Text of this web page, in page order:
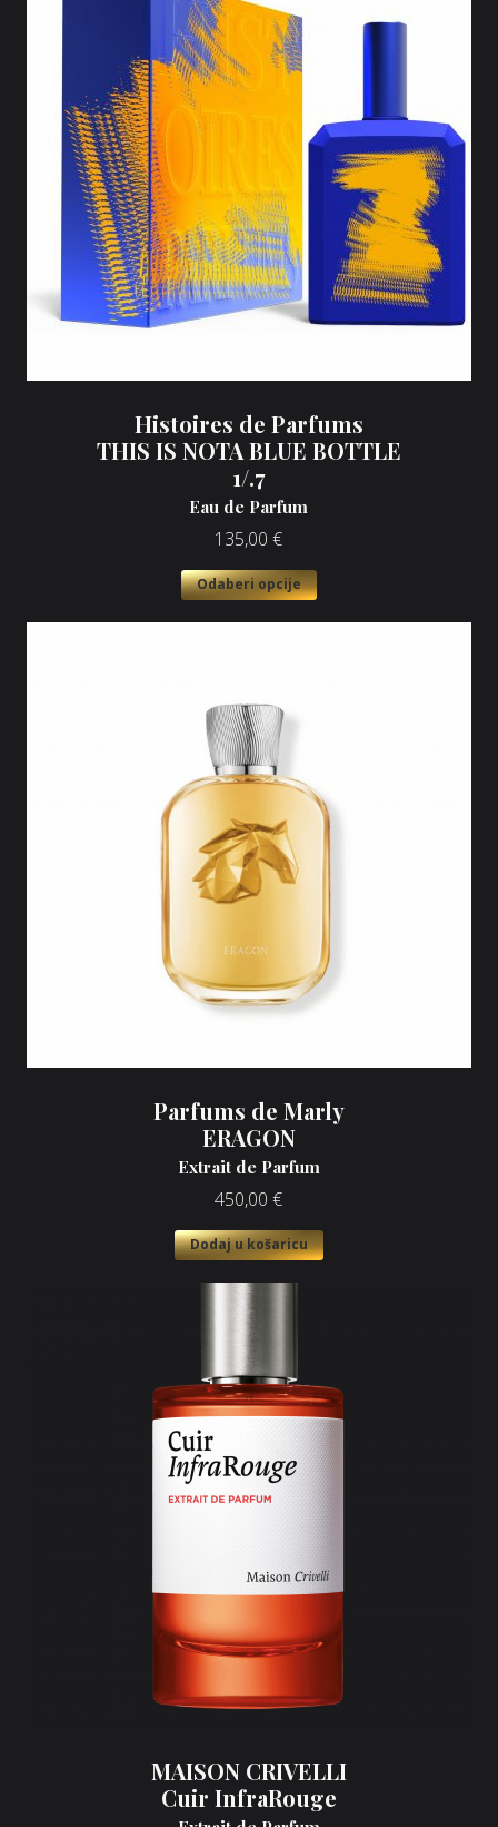
Histoires de Parfums
THIS IS NOTA BLUE BOTTLE
1/.7
Eau de Parfum
135,00 €
Odaberi opcije
Parfums de Marly
ERAGON
Extrait de Parfum
450,00 €
Dodaj u košaricu
MAISON CRIVELLI
Cuir InfraRouge